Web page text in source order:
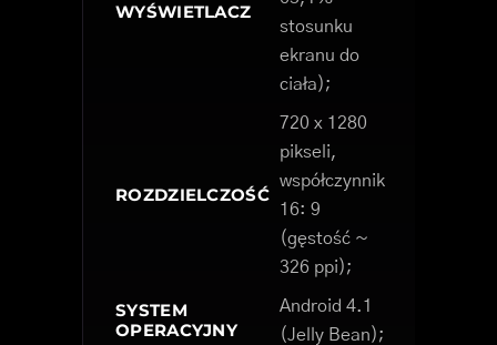
WYŚWIETLACZ
stosunku
ekranu do
ciała);
ROZDZIELCZOŚĆ
720 x 1280
pikseli,
współczynnik
16: 9
(gęstość ~
326 ppi);
SYSTEM
OPERACYJNY
Android 4.1
(Jelly Bean);